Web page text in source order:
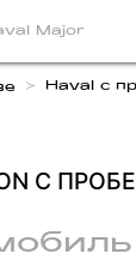
Major
Haval с
С